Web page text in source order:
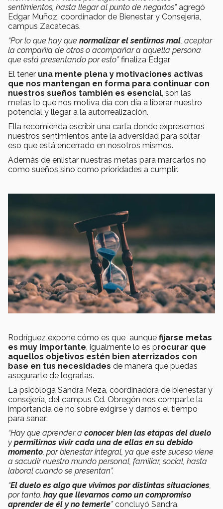
sentimientos, hasta llegar al punto de negarlos”agregó
Edgar Muñoz, coordinador de Bienestar y Consejería,
campus Zacatecas.
“Por lo que hay que normalizar el sentirnos mal, aceptar
la compañía de otros o acompañar a aquella persona
que está presentando por esto”finaliza Edgar.
El tener una mente plena y motivaciones activas
que nos mantengan en forma para continuar con
nuestros sueños también es esencial, son las
metas lo que nos motiva día con día a liberar nuestro
potencial y llegar a la autorrealización.
Ella recomienda escribir una carta donde expresemos
nuestros sentimientos ante la adversidad para soltar
eso que está encerrado en nosotros mismos.
Además de enlistar nuestras metas para marcarlos no
como sueños sino como prioridades a cumplir.
Rodríguez expone cómo es que aunque fijarse metas
es muy importante, igualmente lo es procurar que
aquellos objetivos estén bien aterrizados con
base en tus necesidades de manera que puedas
asegurarte de lograrlas.
La psicóloga Sandra Meza, coordinadora de bienestar y
consejería, del campus Cd. Obregón nos comparte la
importancia de no sobre exigirse y darnos el tiempo
para sanar:
“Hay que aprender a conocer bien las etapas del duelo
y permitirnos vivir cada una de ellas en su debido
momento, por bienestar integral, ya que este suceso viene
a sacudir nuestro mundo personal, familiar, social, hasta
laboral cuando se presentan”.
“El duelo es algo que vivimos por distintas situaciones,
por tanto, hay que llevarnos como un compromiso
aprender de él y no temerle”concluyó Sandra.